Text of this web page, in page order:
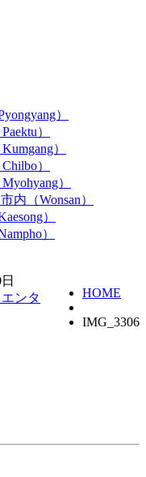
）
）
）
）
）
内（Wonsan）
）
）
HOME
IMG_3306
ンタ